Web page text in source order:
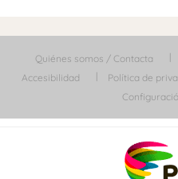
Quiénes somos / Contacta
Accesibilidad
Política de